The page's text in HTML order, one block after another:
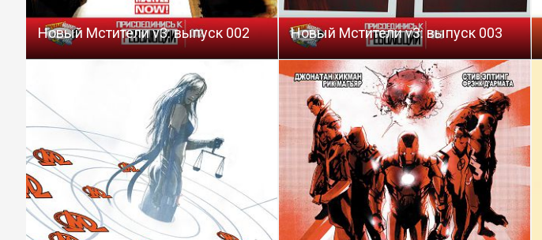
Новый Мстители v3: выпуск 002 Новый Мстители v3: выпуск 003